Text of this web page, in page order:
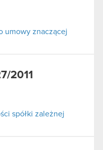
umowy znaczącej
2011
spółki zależnej